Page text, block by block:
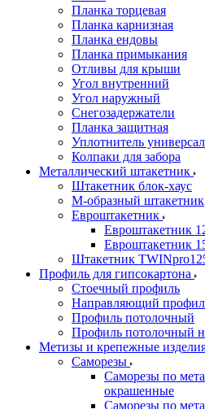
Планка торцевая
Планка карнизная
Планка ендовы
Планка примыкания
Отливы для крыши
Угол внутренний
Угол наружный
Снегозадержатели
Планка защитная
Уплотнитель
Колпаки для забора
Металлический штакетник
Штакетник блок-хаус
М-образный штакетник
Евроштакетник
Евроштакетник
Евроштакетник
Штакетник
Профиль для гипсокартона
Стоечный профиль
Направляющий
Профиль потолочный
Профиль потолочный
Метизы и крепежные
Саморезы
Саморезы по
окрашенные
Саморезы по